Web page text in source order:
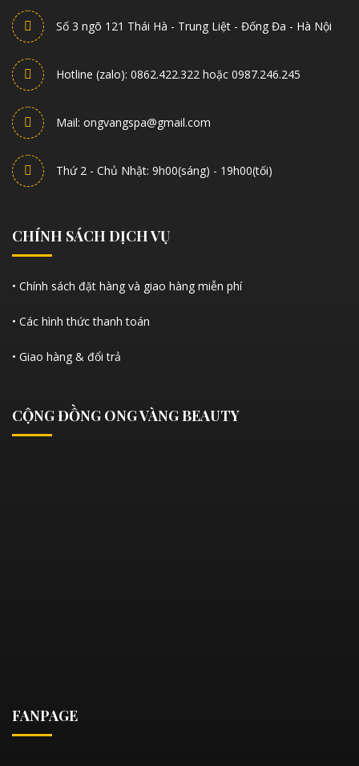
Số 3 ngõ 121 Thái Hà - Trung Liệt - Đống Đa - Hà Nội
Hotline (zalo): 0862.422.322 hoặc 0987.246.245
Mail: ongvangspa@gmail.com
Thứ 2 - Chủ Nhật: 9h00(sáng) - 19h00(tối)
CHÍNH SÁCH DỊCH VỤ
• Chính sách đặt hàng và giao hàng miễn phí
• Các hình thức thanh toán
• Giao hàng & đổi trả
CỘNG ĐỒNG ONG VÀNG BEAUTY
FANPAGE